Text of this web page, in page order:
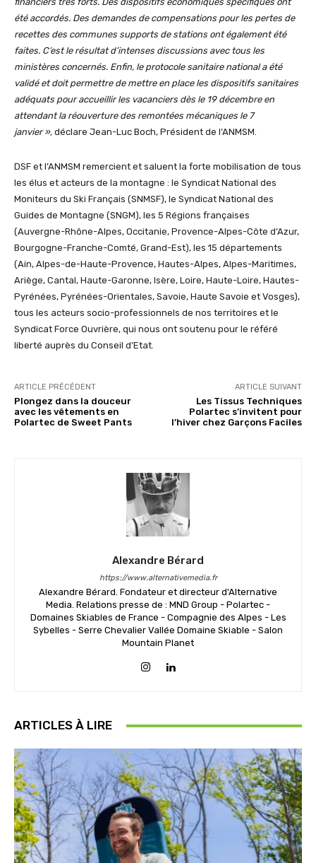
été accordés. Des demandes de compensations pour les pertes de
recettes des communes supports de stations ont également été
faites. C’est le résultat d’intenses discussions avec tous les
ministères concernés. Enfin, le protocole sanitaire national a été
validé et doit permettre de mettre en place les dispositifs sanitaires
adéquats pour accueillir les vacanciers dès le 19 décembre en
attendant la réouverture des remontées mécaniques le 7
janvier », déclare Jean-Luc Boch, Président de l’ANMSM.
DSF et l’ANMSM remercient et saluent la forte mobilisation de tous
les élus et acteurs de la montagne : le Syndicat National des
Moniteurs du Ski Français (SNMSF), le Syndicat National des
Guides de Montagne (SNGM), les 5 Régions françaises
(Auvergne-Rhône-Alpes, Occitanie, Provence-Alpes-Côte d’Azur,
Bourgogne-Franche-Comté, Grand-Est), les 15 départements
(Ain, Alpes-de-Haute-Provence, Hautes-Alpes, Alpes-Maritimes,
Ariège, Cantal, Haute-Garonne, Isère, Loire, Haute-Loire, Hautes-
Pyrénées, Pyrénées-Orientales, Savoie, Haute Savoie et Vosges),
tous les acteurs socio-professionnels de nos territoires et le
Syndicat Force Ouvrière, qui nous ont soutenu pour le référé
liberté auprès du Conseil d’Etat.
ARTICLE PRÉCÉDENT
Plongez dans la douceur
avec les vêtements en
Polartec de Sweet Pants
ARTICLE SUIVANT
Les Tissus Techniques
Polartec s’invitent pour
l’hiver chez Garçons Faciles
Alexandre Bérard
https://www.alternativemedia.fr
Alexandre Bérard. Fondateur et directeur d'Alternative
Media. Relations presse de : MND Group - Polartec -
Domaines Skiables de France - Compagnie des Alpes - Les
Sybelles - Serre Chevalier Vallée Domaine Skiable - Salon
Mountain Planet
ARTICLES À LIRE